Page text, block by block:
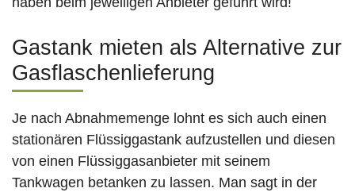
Gastank mieten als Alternative zur
Gasflaschenlieferung
Je nach Abnahmemenge lohnt es sich auch einen
stationären Flüssiggastank aufzustellen und diesen
von einen Flüssiggasanbieter mit seinem
Tankwagen betanken zu lassen. Man sagt in der